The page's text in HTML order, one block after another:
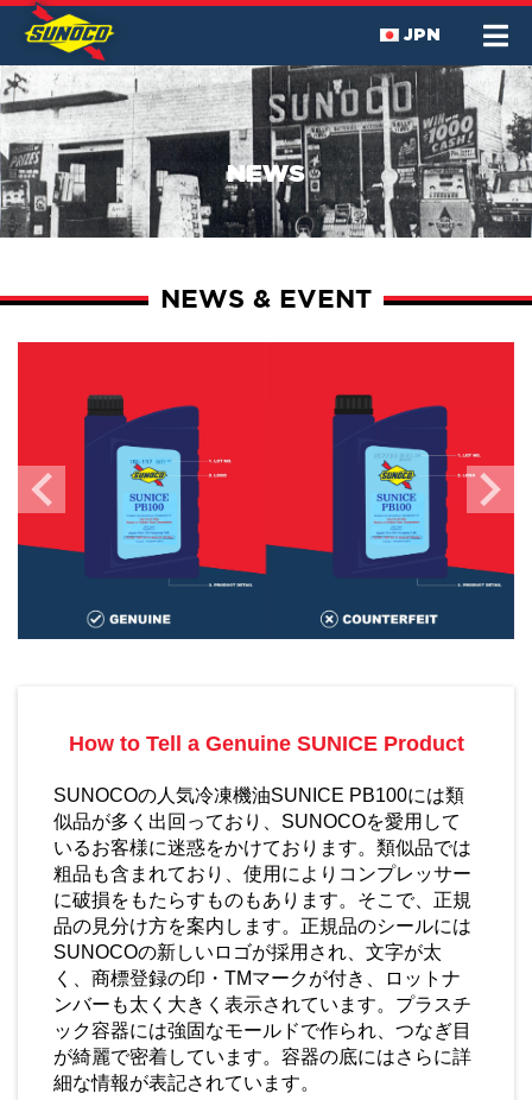
JPN
NEWS
NEWS & EVENT
How to Tell a Genuine SUNICE Product
SUNOCOの人気冷凍機油SUNICE PB100には類
似品が多く出回っており、 SUNOCOを愛用して
いるお客様に迷惑をかけております。類似品では
粗品も含まれており、使用によりコンプレッサー
に破損をもたらすものもあります。そこで、正規
品の見分け方を案内します。正規品のシールには
SUNOCOの新しいロゴが採用され、文字が太
く、商標登録の印・ TMマークが付き、ロットナ
ンバーも太く大きく表示されています。プラスチ
ック容器には強固なモールドで作られ、つなぎ目
が綺麗で密着しています。容器の底にはさらに詳
細な情報が表記されています。